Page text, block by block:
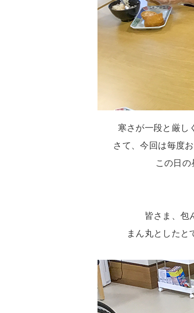
寒さが一段と厳し
さて、今回は毎度
この日
皆さま、包
まん丸としたと